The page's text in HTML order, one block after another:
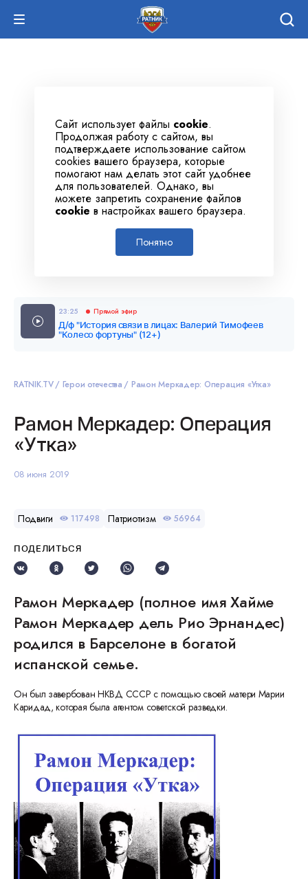
Сайт использует файлы cookie.
Продолжая работу с сайтом, вы
подтверждаете использование сайтом
cookies вашего браузера, которые
помогают нам делать этот сайт удобнее
для пользователей. Однако, вы
можете запретить сохранение файлов
cookie в настройках вашего браузера.
Понятно
23:25 Прямой эфир
Д/ф "История связи в лицах: Валерий Тимофеев
"Колесо фортуны" (12+)
RATNIK.TV Герои отечества Рамон Меркадер: Операция «Утка»
Рамон Меркадер: Операция
«Утка»
08 июня 2019
Подвиги 117498 Патриотизм 56964
ПОДЕЛИТЬСЯ
Рамон Меркадер (полное имя Хайме
Рамон Меркадер дель Рио Эрнандес)
родился в Барселоне в богатой
испанской семье.
Он был завербован НКВД СССР с помощью своей матери Марии
Каридад, которая была агентом советской разведки.